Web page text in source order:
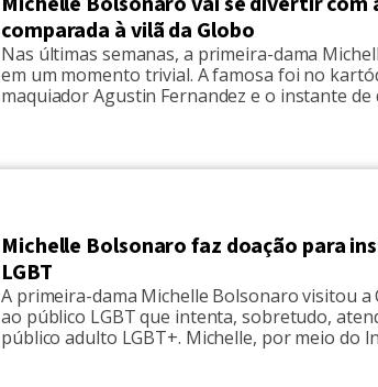
comparada à vilã da Globo
Nas últimas semanas, a primeira-dama
em um momento trivial. A famosa foi no
maquiador Agustin Fernandez e o instante
Michelle Bolsonaro faz doação para
LGBT
A primeira-dama Michelle Bolsonaro visitou a
ao público LGBT que intenta, sobretudo,
público adulto LGBT+. Michelle, por meio do